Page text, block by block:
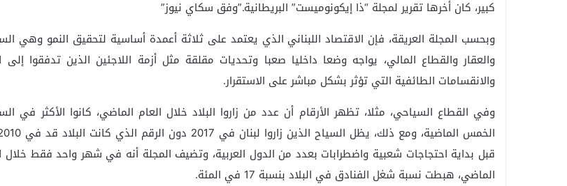
كبير، كان أخرها تقرير لمجلة “ذا إيكونوميست” البريطانية.”وفق سكاي نيوز”
وبحسب المجلة العريقة، فإن الاقتصاد اللبناني الذي يعتمد على ثلاثة أعمدة أساسية لتحقيق النمو وهي
والعقار والقطاع المالي، يواجه وضعا داخليا صعبا وتحديات مقلقة مثل أزمة اللاجئين الذين تدفقوا إلى
والانقسامات الطائفية التي تؤثر بشكل مباشر على الاستقرار.
وفي القطاع السياحي، مثلا، تظهر الأرقام أن عدد من زاروا البلاد خلال العام الماضي، كانوا الأكثر في
قبل بداية احتجاجات شعبية واضطرابات بعدد من الدول العربية، وتضيف المجلة أنه في شهر واحد فقط خلال
الماضي، هبطت نسبة شغل الفنادق في البلاد بنسبة 17 في المئة.